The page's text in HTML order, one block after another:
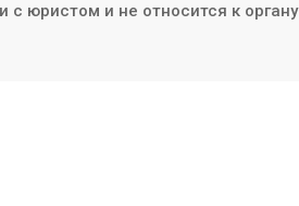
с юристом и не относится к органу